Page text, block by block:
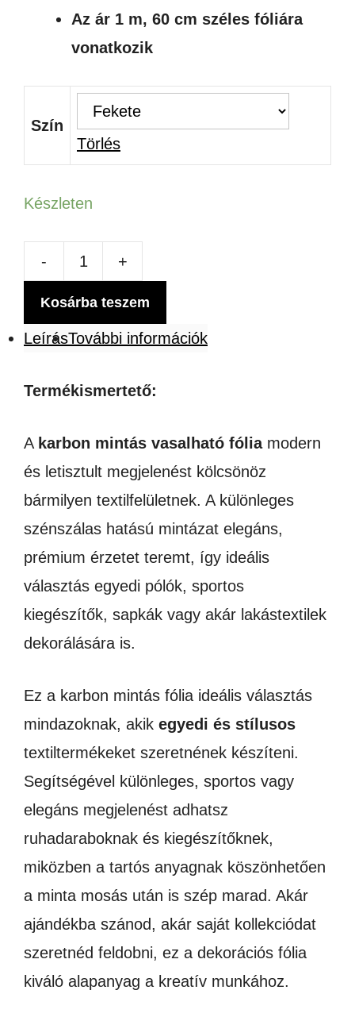
Az ár 1 m, 60 cm széles fóliára
vonatkozik
Szín
Törlés
Készleten
-
MINTÁS
VASALHATÓ
mennyiség
+
Kosárba teszem
LeírásTovábbi információk
Termékismertető:
A karbon mintás vasalható fóliamodern
és letisztult megjelenést kölcsönöz
bármilyen textilfelületnek. A különleges
szénszálas hatású mintázat elegáns,
prémium érzetet teremt, így ideális
választás egyedi pólók, sportos
kiegészítők, sapkák vagy akár lakástextilek
dekorálására is.
Ez a karbon mintás fólia ideális választás
mindazoknak, akik egyedi és stílusos
textiltermékeket szeretnének készíteni.
Segítségével különleges, sportos vagy
elegáns megjelenést adhatsz
ruhadaraboknak és kiegészítőknek,
miközben a tartós anyagnak köszönhetően
a minta mosás után is szép marad. Akár
ajándékba szánod, akár saját kollekciódat
szeretnéd feldobni, ez a dekorációs fólia
kiváló alapanyag a kreatív munkához.